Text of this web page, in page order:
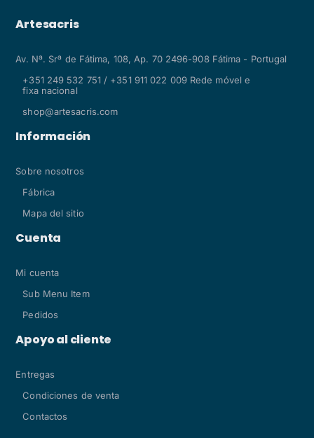
Artesacris
Av. Nª. Srª de Fátima, 108, Ap. 70 2496-908 Fátima - Portugal
+351 249 532 751 / +351 911 022 009 Rede móvel e
fixa nacional
shop@artesacris.com
Información
Sobre nosotros
Fábrica
Mapa del sitio
Cuenta
Mi cuenta
Sub Menu Item
Pedidos
Apoyo al cliente
Entregas
Condiciones de venta
Contactos